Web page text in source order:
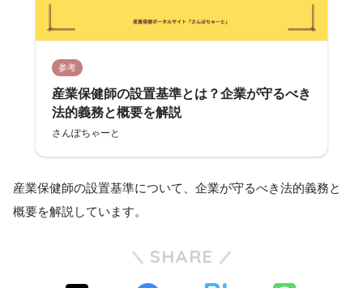
参考
産業保健師の設置基準とは？企業が守るべき
法的義務と概要を解説
さんぽちゃーと
産業保健師の設置基準について、企業が守るべき法的義務と
概要を解説しています。
SHARE